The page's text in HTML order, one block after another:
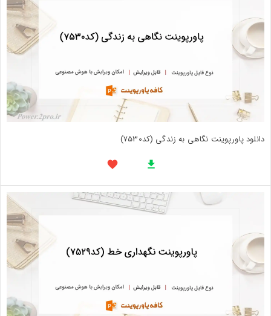
دانلود پاورپوینت نگاهی به زندگی (کد7530)